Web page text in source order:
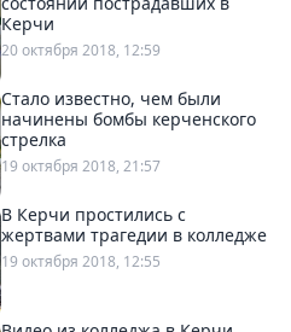
Керчи
20 октября 2018, 12:59
Стало известно, чем были
начинены бомбы керченского
стрелка
19 октября 2018, 21:57
В Керчи простились с
жертвами трагедии в колледже
19 октября 2018, 12:55